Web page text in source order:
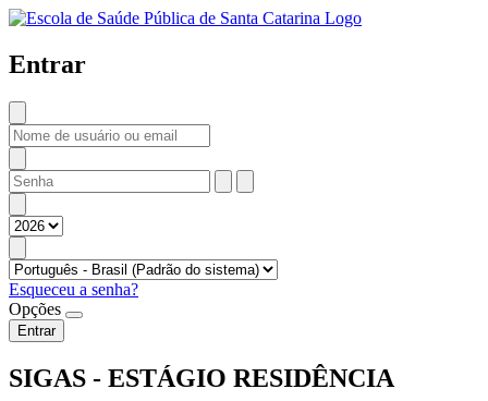
Entrar
Esqueceu a senha?
Opções
Entrar
SIGAS - ESTÁGIO RESIDÊNCIA